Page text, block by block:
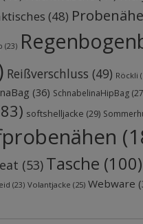
(48)
(23)
Reißverschluss (49) Röckli
(36) SchnabelinaHipBag
softshelljacke (29)
(53) Tasche (100)
(23) Volantjacke (25) Webware